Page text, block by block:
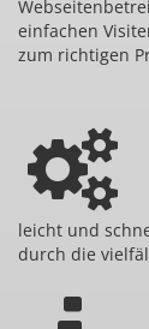
einfachen
zum richtigen
leicht und
durch die